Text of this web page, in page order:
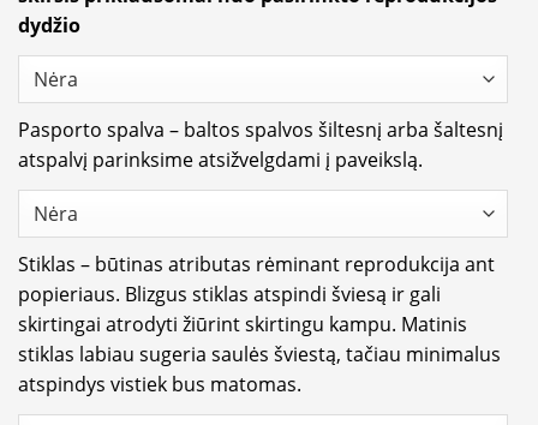
dydžio
Pasporto spalva – baltos spalvos šiltesnį arba šaltesnį
atspalvį parinksime atsižvelgdami į paveikslą.
Stiklas – būtinas atributas rėminant reprodukcija ant
popieriaus. Blizgus stiklas atspindi šviesą ir gali
skirtingai atrodyti žiūrint skirtingu kampu. Matinis
stiklas labiau sugeria saulės šviestą, tačiau minimalus
atspindys vistiek bus matomas.